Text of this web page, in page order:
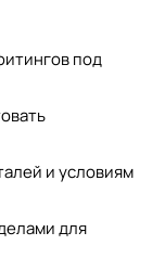
под
и условиям
для